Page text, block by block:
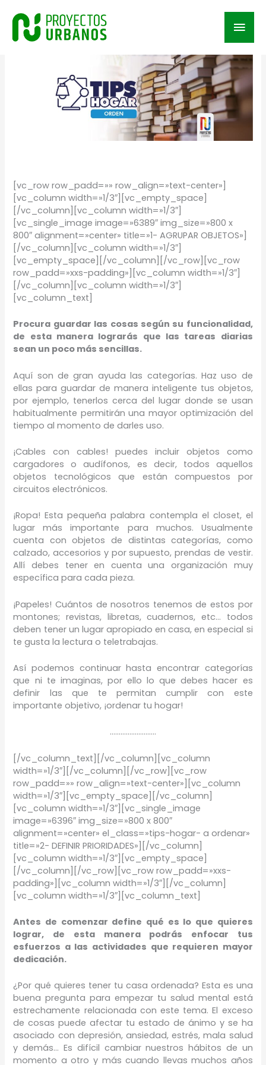
content
[vc_row row_padd=»» row_align=»text-center»]
[vc_column width=»1/3″][vc_empty_space]
[/vc_column][vc_column width=»1/3″]
[vc_single_image image=»6389″ img_size=»800 x
800″ alignment=»center» title=»1- AGRUPAR OBJETOS»]
[/vc_column][vc_column width=»1/3″]
[vc_empty_space][/vc_column][/vc_row][vc_row
row_padd=»xxs-padding»][vc_column width=»1/3″]
[/vc_column][vc_column width=»1/3″]
[vc_column_text]
Procura guardar las cosas según su funcionalidad,
de esta manera lograrás que las tareas diarias
sean un poco más sencillas.
Aquí son de gran ayuda las categorías. Haz uso de
ellas para guardar de manera inteligente tus objetos,
por ejemplo, tenerlos cerca del lugar donde se usan
habitualmente permitirán una mayor optimización del
tiempo al momento de darles uso.
¡Cables con cables! puedes incluir objetos como
cargadores o audífonos, es decir, todos aquellos
objetos tecnológicos que están compuestos por
circuitos electrónicos.
¡Ropa! Esta pequeña palabra contempla el closet, el
lugar más importante para muchos. Usualmente
cuenta con objetos de distintas categorías, como
calzado, accesorios y por supuesto, prendas de vestir.
Allí debes tener en cuenta una organización muy
específica para cada pieza.
¡Papeles! Cuántos de nosotros tenemos de estos por
montones; revistas, libretas, cuadernos, etc… todos
deben tener un lugar apropiado en casa, en especial si
te gusta la lectura o teletrabajas.
Así podemos continuar hasta encontrar categorías
que ni te imaginas, por ello lo que debes hacer es
definir las que te permitan cumplir con este
importante objetivo, ¡ordenar tu hogar!
……………………..
[/vc_column_text][/vc_column][vc_column
width=»1/3″][/vc_column][/vc_row][vc_row
row_padd=»» row_align=»text-center»][vc_column
width=»1/3″][vc_empty_space][/vc_column]
[vc_column width=»1/3″][vc_single_image
image=»6396″ img_size=»800 x 800″
alignment=»center» el_class=»tips-hogar- a ordenar»
title=»2- DEFINIR PRIORIDADES»][/vc_column]
[vc_column width=»1/3″][vc_empty_space]
[/vc_column][/vc_row][vc_row row_padd=»xxs-
padding»][vc_column width=»1/3″][/vc_column]
[vc_column width=»1/3″][vc_column_text]
Antes de comenzar define qué es lo que quieres
lograr, de esta manera podrás enfocar tus
esfuerzos a las actividades que requieren mayor
dedicación.
¿Por qué quieres tener tu casa ordenada? Esta es una
buena pregunta para empezar tu salud mental está
estrechamente relacionada con este tema. El exceso
de cosas puede afectar tu estado de ánimo y se ha
asociado con depresión, ansiedad, estrés, mala salud
y demás… Es difícil cambiar nuestros hábitos de un
momento a otro y más cuando llevas muchos años